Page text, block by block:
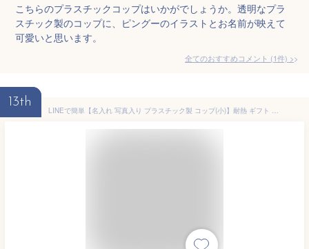
こちらのプラスチックコップはいかがでしょうか。透明なプラ
スチック製のコップに、ピングーのイラストとお名前が映えて
可愛いと思います。
全てのおすすめコメント (1件) >
13th
LINEで簡単【名入れ 写真入り プラスチック製 コップ(小)】耐熱 ギフト プレゼント オリジナル 誕生日 子供 お祝い 記念日 入学祝い 入園祝い 出産祝い 幼児 孫 七五三 入園 入園準備 幼稚園 保育園 卒園祝い卒園 写真 ハーフバースデー 1歳の誕生日 入園グッズ プラコップ